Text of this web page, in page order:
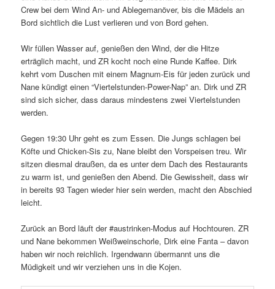
Crew bei dem Wind An- und Ablegemanöver, bis die Mädels an
Bord sichtlich die Lust verlieren und von Bord gehen.
Wir füllen Wasser auf, genießen den Wind, der die Hitze
erträglich macht, und ZR kocht noch eine Runde Kaffee. Dirk
kehrt vom Duschen mit einem Magnum-Eis für jeden zurück und
Nane kündigt einen “Viertelstunden-Power-Nap” an. Dirk und ZR
sind sich sicher, dass daraus mindestens zwei Viertelstunden
werden.
Gegen 19:30 Uhr geht es zum Essen. Die Jungs schlagen bei
Köfte und Chicken-Sis zu, Nane bleibt den Vorspeisen treu. Wir
sitzen diesmal draußen, da es unter dem Dach des Restaurants
zu warm ist, und genießen den Abend. Die Gewissheit, dass wir
in bereits 93 Tagen wieder hier sein werden, macht den Abschied
leicht.
Zurück an Bord läuft der #austrinken-Modus auf Hochtouren. ZR
und Nane bekommen Weißweinschorle, Dirk eine Fanta – davon
haben wir noch reichlich. Irgendwann übermannt uns die
Müdigkeit und wir verziehen uns in die Kojen.